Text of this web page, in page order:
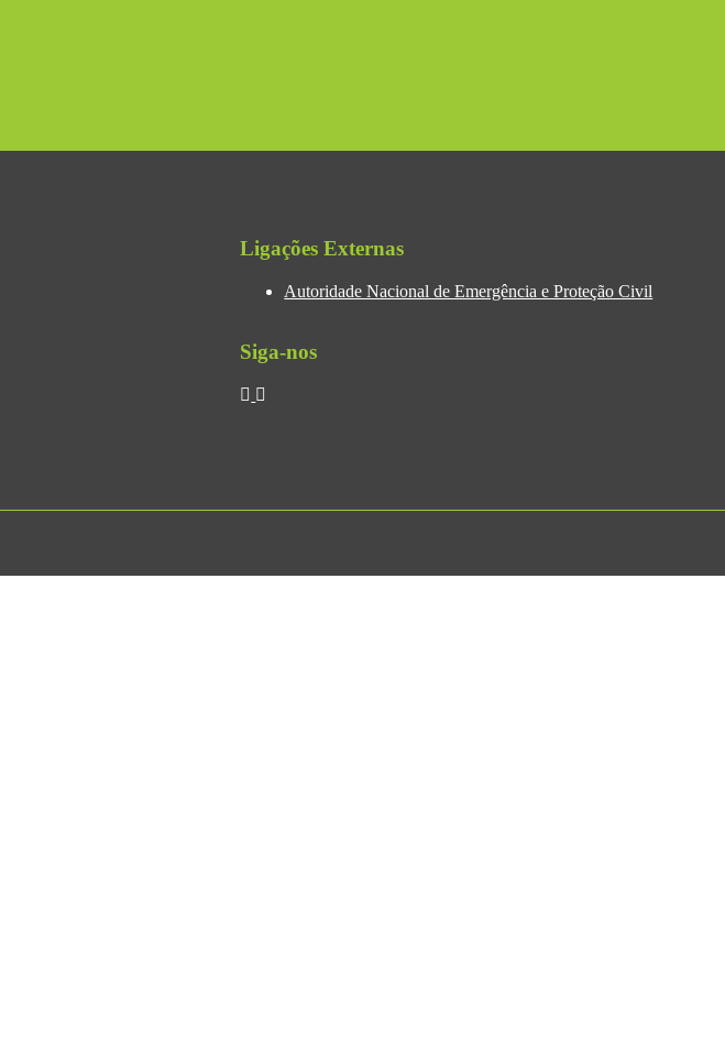
Ligações Externas
Autoridade Nacional de Emergência e Proteção Civil
Siga-nos